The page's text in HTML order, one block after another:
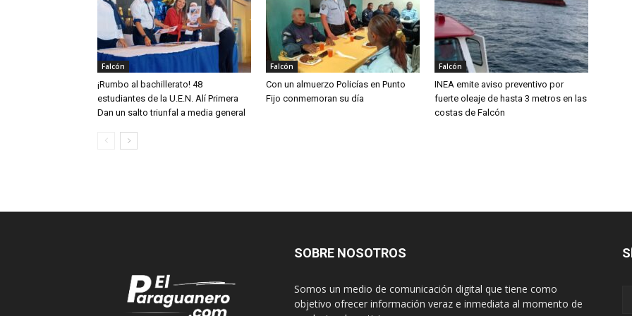
Falcón
¡Rumbo al bachillerato! 48
estudiantes de la U.E.N. Alí Primera
Dan un salto triunfal a media general
Falcón
Con un almuerzo Policías en Punto
Fijo conmemoran su día
Falcón
INEA emite aviso preventivo por
fuerte oleaje de hasta 3 metros en las
costas de Falcón
SOBRE NOSOTROS
Somos un medio de comunicación digital que tiene como
objetivo ofrecer información veraz e inmediata al momento de